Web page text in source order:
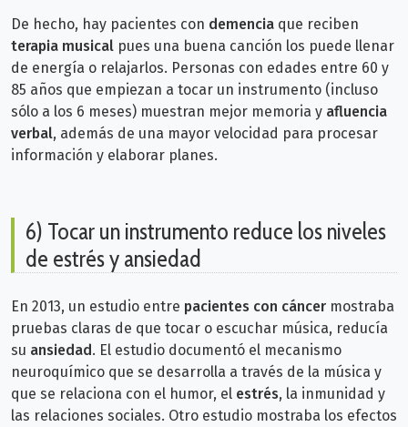
De hecho, hay pacientes con demencia que reciben
terapia musical pues una buena canción los puede llenar
de energía o relajarlos. Personas con edades entre 60 y
85 años que empiezan a tocar un instrumento (incluso
sólo a los 6 meses) muestran mejor memoria y afluencia
verbal, además de una mayor velocidad para procesar
información y elaborar planes.
6) Tocar un instrumento reduce los niveles
de estrés y ansiedad
En 2013, un estudio entre pacientes con cáncer mostraba
pruebas claras de que tocar o escuchar música, reducía
su ansiedad. El estudio documentó el mecanismo
neuroquímico que se desarrolla a través de la música y
que se relaciona con el humor, el estrés, la inmunidad y
las relaciones sociales. Otro estudio mostraba los efectos